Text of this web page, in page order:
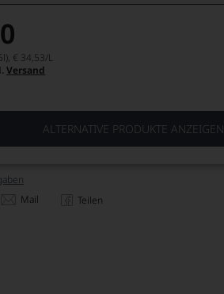
€ 34,53/L
Versand
ALTERNATIVE PRODUKTE ANZEIGEN
Mail Teilen